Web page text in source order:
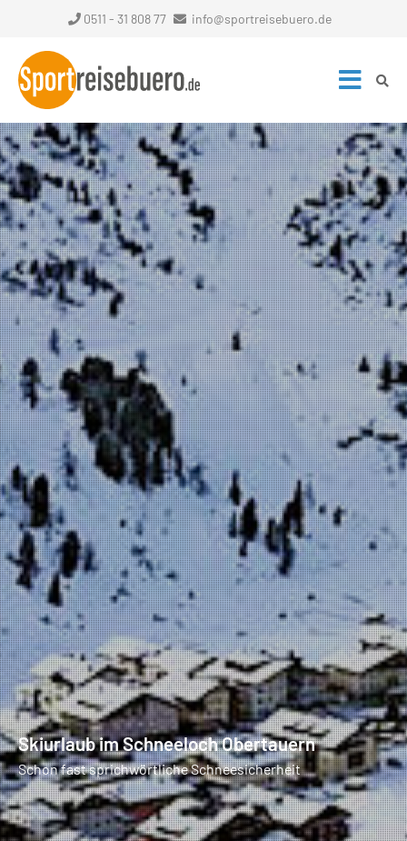
0511 - 31 808 77 info@sportreisebuero.de
Skiurlaub im Schneeloch Obertauern
Schon fast sprichwörtliche Schneesicherheit